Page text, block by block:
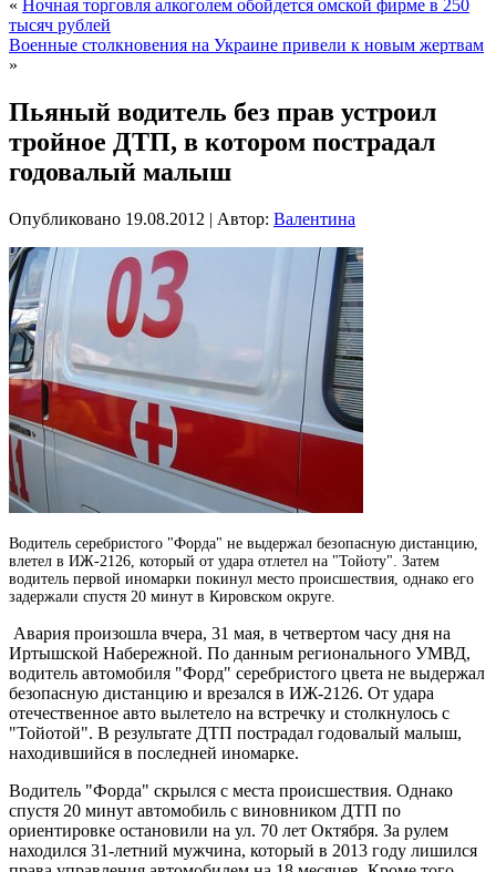
« Ночная торговля алкоголем обойдется омской фирме в 250
тысяч рублей
Военные столкновения на Украине привели к новым жертвам
»
Пьяный водитель без прав устроил
тройное ДТП, в котором пострадал
годовалый малыш
Опубликовано 19.08.2012 | Автор: Валентина
Водитель серебристого "Форда" не выдержал безопасную дистанцию,
влетел в ИЖ-2126, который от удара отлетел на "Тойоту". Затем
водитель первой иномарки покинул место происшествия, однако его
задержали спустя 20 минут в Кировском округе.
Авария произошла вчера, 31 мая, в четвертом часу дня на
Иртышской Набережной. По данным регионального УМВД,
водитель автомобиля "Форд" серебристого цвета не выдержал
безопасную дистанцию и врезался в ИЖ-2126. От удара
отечественное авто вылетело на встречку и столкнулось с
"Тойотой". В результате ДТП пострадал годовалый малыш,
находившийся в последней иномарке.
Водитель "Форда" скрылся с места происшествия. Однако
спустя 20 минут автомобиль с виновником ДТП по
ориентировке остановили на ул. 70 лет Октября. За рулем
находился 31-летний мужчина, который в 2013 году лишился